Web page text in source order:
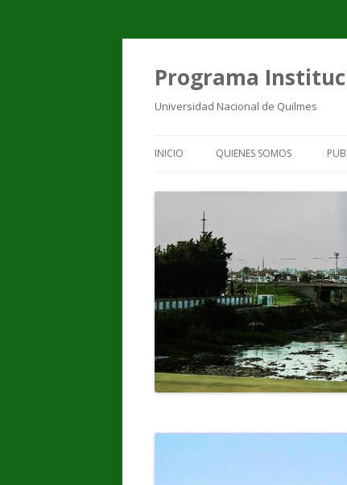
Programa
Universidad Nacional de Quilmes
INICIO QUIENES SOMOS